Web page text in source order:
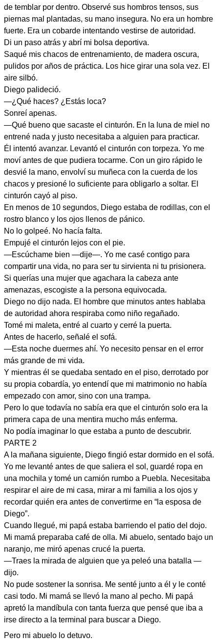
de temblar por dentro. Observé sus hombros tensos, sus
piernas mal plantadas, su mano insegura. No era un hombre
fuerte. Era un cobarde intentando vestirse de autoridad.
Di un paso atrás y abrí mi bolsa deportiva.
Saqué mis chacos de entrenamiento, de madera oscura,
pulidos por años de práctica. Los hice girar una sola vez. El
aire silbó.
Diego palideció.
—¿Qué haces? ¿Estás loca?
Sonreí apenas.
—Qué bueno que sacaste el cinturón. En la luna de miel no
entrené nada y justo necesitaba a alguien para practicar.
Él intentó avanzar. Levantó el cinturón con torpeza. Yo me
moví antes de que pudiera tocarme. Con un giro rápido le
desvié la mano, envolví su muñeca con la cuerda de los
chacos y presioné lo suficiente para obligarlo a soltar. El
cinturón cayó al piso.
En menos de 10 segundos, Diego estaba de rodillas, con el
rostro blanco y los ojos llenos de pánico.
No lo golpeé. No hacía falta.
Empujé el cinturón lejos con el pie.
—Escúchame bien —dije—. Yo me casé contigo para
compartir una vida, no para ser tu sirvienta ni tu prisionera.
Si querías una mujer que agachara la cabeza ante
amenazas, escogiste a la persona equivocada.
Diego no dijo nada. El hombre que minutos antes hablaba
de autoridad ahora respiraba como niño regañado.
Tomé mi maleta, entré al cuarto y cerré la puerta.
Antes de hacerlo, señalé el sofá.
—Esta noche duermes ahí. Yo necesito pensar en el error
más grande de mi vida.
Y mientras él se quedaba sentado en el piso, derrotado por
su propia cobardía, yo entendí que mi matrimonio no había
empezado con amor, sino con una trampa.
Pero lo que todavía no sabía era que el cinturón solo era la
primera capa de una mentira mucho más enferma.
No podía imaginar lo que estaba a punto de descubrir.
PARTE 2
A la mañana siguiente, Diego fingió estar dormido en el sofá.
Yo me levanté antes de que saliera el sol, guardé ropa en
una mochila y tomé un camión rumbo a Puebla. Necesitaba
respirar el aire de mi casa, mirar a mi familia a los ojos y
recordar quién era antes de convertirme en “la esposa de
Diego”.
Cuando llegué, mi papá estaba barriendo el patio del dojo.
Mi mamá preparaba café de olla. Mi abuelo, sentado bajo un
naranjo, me miró apenas crucé la puerta.
—Traes la mirada de alguien que ya peleó una batalla —
dijo.
No pude sostener la sonrisa. Me senté junto a él y le conté
casi todo. Mi mamá se llevó la mano al pecho. Mi papá
apretó la mandíbula con tanta fuerza que pensé que iba a
irse directo a la terminal para buscar a Diego.
Pero mi abuelo lo detuvo.